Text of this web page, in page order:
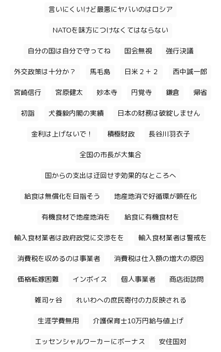
言いにくいけど最悪にヤバいのはロシア
NATOを味方につけなくてはならない
自分の国は自分で守ってね 国会無視 強行決議
外交政策は十分か？ 馬毛島 日米２＋２ 西中誠一郎
宮崎信行 宮原健太 妙本寺 円覚寺 鎌倉 帰省
初詣 犬養毅内閣の実績 日本の財務は破綻しません
金利は上げないで！ 積極財政 長谷川羽衣子
全国の市長が大集合
国からの支出は迂回せず効果的なところへ
給食は無償化を目指そう 地産地消で好循環が顕在化
有機食材で地産地消を 給食に有機食材を
輸入食材業者は政府政党に交渉をを 輸入食材業者は警戒を
消費税を収めるのは事業者 消費税は仕入額の増大の原因
価格転嫁困難 インボイス 個人事業者 商店街訪問
雑司ヶ谷 れいわへの庶民寄付の力反映される
生涯学費無用 介護保育士10万円給与値上げ
エッセンシャルワーカーにボーナス 安住国対